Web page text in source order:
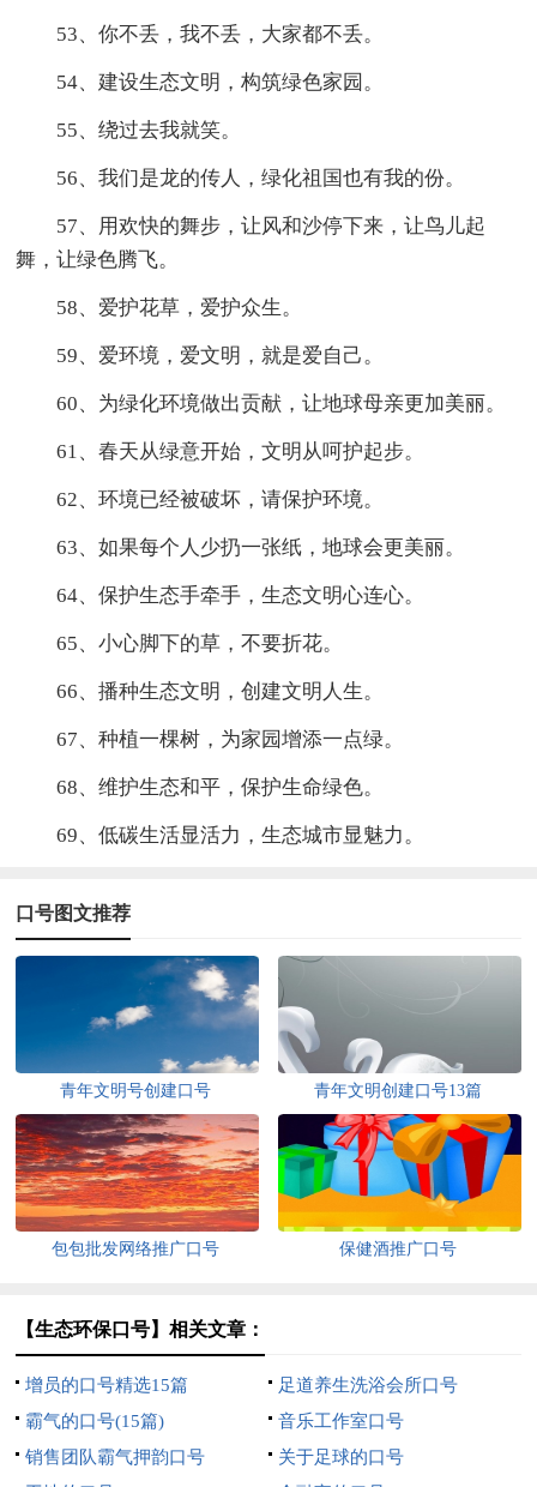
53、你不丢，我不丢，大家都不丢。
54、建设生态文明，构筑绿色家园。
55、绕过去我就笑。
56、我们是龙的传人，绿化祖国也有我的份。
57、用欢快的舞步，让风和沙停下来，让鸟儿起
舞，让绿色腾飞。
58、爱护花草，爱护众生。
59、爱环境，爱文明，就是爱自己。
60、为绿化环境做出贡献，让地球母亲更加美丽。
61、春天从绿意开始，文明从呵护起步。
62、环境已经被破坏，请保护环境。
63、如果每个人少扔一张纸，地球会更美丽。
64、保护生态手牵手，生态文明心连心。
65、小心脚下的草，不要折花。
66、播种生态文明，创建文明人生。
67、种植一棵树，为家园增添一点绿。
68、维护生态和平，保护生命绿色。
69、低碳生活显活力，生态城市显魅力。
口号图文推荐
青年文明号创建口号 青年文明创建口号13篇
包包批发网络推广口号 保健酒推广口号
【生态环保口号】相关文章：
增员的口号精选15篇
足道养生洗浴会所口号
霸气的口号(15篇)
音乐工作室口号
销售团队霸气押韵口号
关于足球的口号